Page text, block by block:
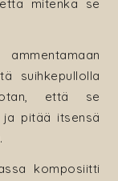
mitenkä se
suihkepullolla
että se
pitää itsensä
komposiitti